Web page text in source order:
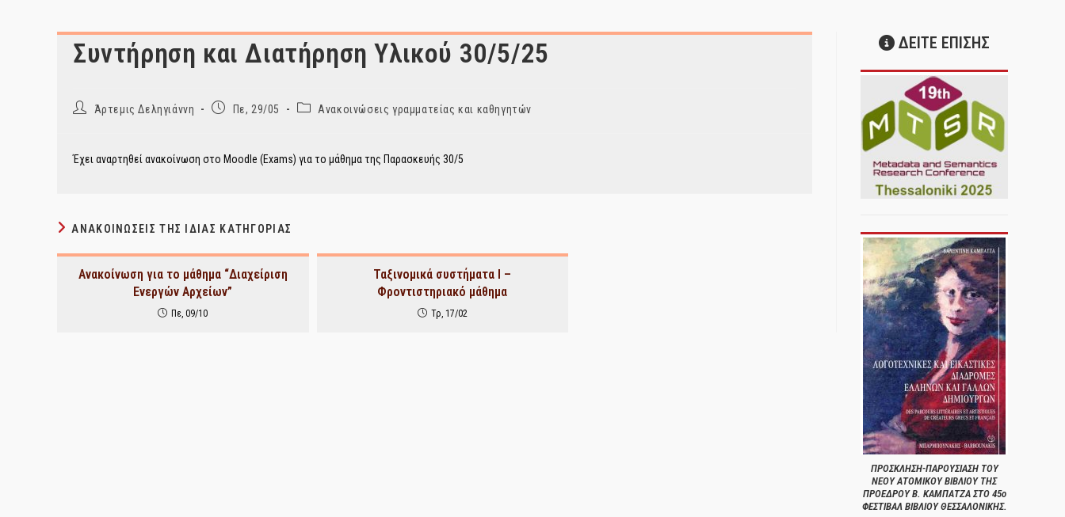
Συντήρηση και Διατήρηση Υλικού 30/5/25
PostΆρτεμις Δεληγιάννη
PostΠε, 29/05
PostΑνακοινώσεις γραμματείας και καθηγητών
Έχει αναρτηθεί ανακοίνωση στο Moodle (Exams) για το μάθημα της Παρασκευής 30/5
ΑΝΑΚΟΙΝΏΣΕΙΣ ΤΗΣ ΊΔΙΑΣ ΚΑΤΗΓΟΡΊΑΣ
Ανακοίνωση για το μάθημα “Διαχείριση
Ενεργών Αρχείων”
Πε, 09/10
Ταξινομικά συστήματα Ι –
Φροντιστηριακό μάθημα
Τρ, 17/02
ΔΕΙΤΕ ΕΠΙΣΗΣ
ΠΡΟΣΚΛΗΣΗ-ΠΑΡΟΥΣΙΑΣΗ ΤΟΥ
ΝΕΟΥ ΑΤΟΜΙΚΟΥ ΒΙΒΛΙΟΥ ΤΗΣ
ΠΡΟΕΔΡΟΥ Β. ΚΑΜΠΑΤΖΑ ΣΤΟ 45ο
ΦΕΣΤΙΒΑΛ ΒΙΒΛΙΟΥ ΘΕΣΣΑΛΟΝΙΚΗΣ.